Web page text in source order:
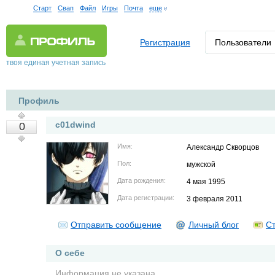
Старт Свап Файл Игры Почта еще
твоя единая учетная запись
Регистрация Пользователи
Профиль
0 c01dwind
Имя: Александр Скворцов
Пол: мужской
Дата рождения: 4 мая 1995
Дата регистрации: 3 февраля 2011
Отправить сообщение Личный блог
О себе